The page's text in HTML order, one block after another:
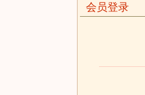
会员登录